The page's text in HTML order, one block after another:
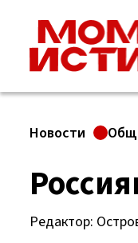
Новости
Редактор: